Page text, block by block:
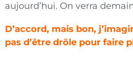
aujourd’hui. On verra
D’accord, mais bon,
pas d’être drôle pour faire